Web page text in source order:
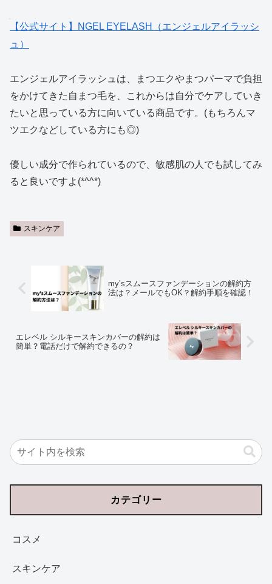
【公式サイト】NGEL EYELASH（エンジェルアイラッシ
ュ）
エンジェルアイラッシュは、まつエクやまつパーマで負担
をかけてきた自まつ毛を、これからは自分でケアしていき
たいと思っている方に向いている商品です。(もちろんマ
ツエクなどしている方にも◎)
優しい成分で作られているので、敏感肌の人でも試してみ
ると良いですよ(*^^*)
スキンケア
my’sスムースファンデーションの解約方
法は？メールでもOK？解約手順を確認！
エレベル シルキースキンカバーの解約は
簡単？電話だけで解約できるの？
カテゴリー
コスメ
スキンケア